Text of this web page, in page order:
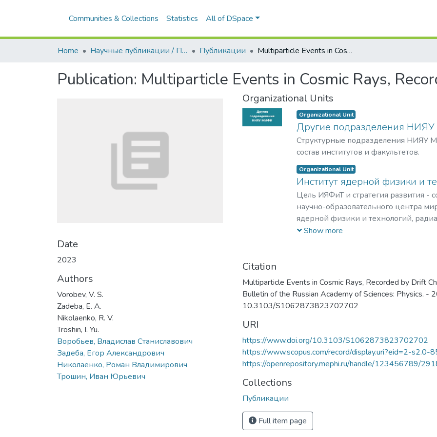
Communities & Collections Statistics All of DSpace
Home Научные публикации / Препринты Публикации Multiparticle Events in Cosmic Rays, Recorded by Drift Сhambers
Publication: Multiparticle Events in Cosmic Rays,
Date
2023
Authors
Vorobev, V. S.
Zadeba, E. A.
Nikolaenko, R. V.
Troshin, I. Yu.
Воробьев, Владислав Станиславович
Задеба, Егор Александрович
Николаенко, Роман Владимирович
Трошин, Иван Юрьевич
Organizational Units
Organizational Unit
Другие подразделения
Структурные подразделения НИЯУ
состав институтов и факультетов.
Organizational Unit
Институт ядерной физики и
Цель ИЯФиТ и стратегия развития -
научно-образовательного центра
ядерной физики и технологий,
материаловедения, физики
Show more
Citation
Multiparticle Events in Cosmic Rays, Recorded by Drift
Bulletin of the Russian Academy of Sciences: Physics.
10.3103/S1062873823702702
URI
https://www.doi.org/10.3103/S1062873823702702
https://www.scopus.com/record/display.uri?eid=2-
https://openrepository.mephi.ru/handle/123456789/
Collections
Публикации
Full item page